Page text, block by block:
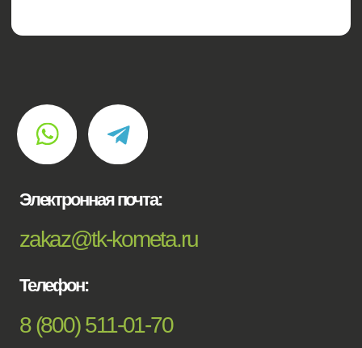
© 2024. Все права защищены